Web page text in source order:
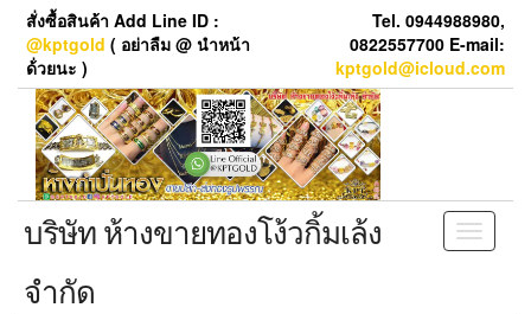
Skip
content
สั่งซื้อสินค้า Add Line ID :
@kptgold ( อย่าลืม @ นำหน้า
ด้่วยนะ )
Tel. 0944988980,
0822557700 E-mail:
kptgold@icloud.com
Toggle
บริษัท ห้างขายทองโง้วกิ้มเล้ง
จำกัด